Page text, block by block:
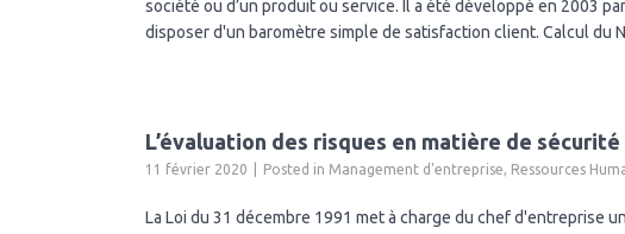
la
utilisant
Net
Score
société ou d’un produit ou service. Il a été développé en 2003
disposer d'un baromètre simple de satisfaction client. Calcul du
L’évaluation des risques en matière de sécurité
11 février 2020 Posted in Management d'entreprise, Ressources
La Loi du 31 décembre 1991 met à charge du chef d'entreprise